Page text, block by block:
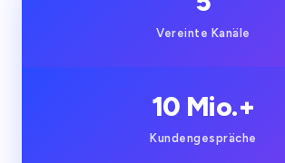
Vereinte Kanäle
10 Mio.+
Kundengespräche